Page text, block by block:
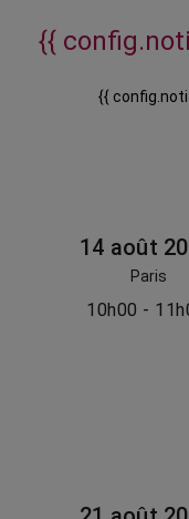
{{
{{
14 août
Paris
10h00 -